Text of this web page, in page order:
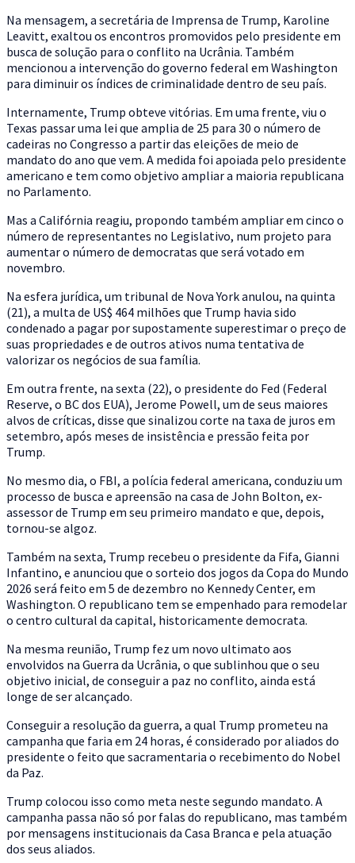
Na mensagem, a secretária de Imprensa de Trump, Karoline
Leavitt, exaltou os encontros promovidos pelo presidente em
busca de solução para o conflito na Ucrânia. Também
mencionou a intervenção do governo federal em Washington
para diminuir os índices de criminalidade dentro de seu país.
Internamente, Trump obteve vitórias. Em uma frente, viu o
Texas passar uma lei que amplia de 25 para 30 o número de
cadeiras no Congresso a partir das eleições de meio de
mandato do ano que vem. A medida foi apoiada pelo presidente
americano e tem como objetivo ampliar a maioria republicana
no Parlamento.
Mas a Califórnia reagiu, propondo também ampliar em cinco o
número de representantes no Legislativo, num projeto para
aumentar o número de democratas que será votado em
novembro.
Na esfera jurídica, um tribunal de Nova York anulou, na quinta
(21), a multa de US$ 464 milhões que Trump havia sido
condenado a pagar por supostamente superestimar o preço de
suas propriedades e de outros ativos numa tentativa de
valorizar os negócios de sua família.
Em outra frente, na sexta (22), o presidente do Fed (Federal
Reserve, o BC dos EUA), Jerome Powell, um de seus maiores
alvos de críticas, disse que sinalizou corte na taxa de juros em
setembro, após meses de insistência e pressão feita por
Trump.
No mesmo dia, o FBI, a polícia federal americana, conduziu um
processo de busca e apreensão na casa de John Bolton, ex-
assessor de Trump em seu primeiro mandato e que, depois,
tornou-se algoz.
Também na sexta, Trump recebeu o presidente da Fifa, Gianni
Infantino, e anunciou que o sorteio dos jogos da Copa do Mundo
2026 será feito em 5 de dezembro no Kennedy Center, em
Washington. O republicano tem se empenhado para remodelar
o centro cultural da capital, historicamente democrata.
Na mesma reunião, Trump fez um novo ultimato aos
envolvidos na Guerra da Ucrânia, o que sublinhou que o seu
objetivo inicial, de conseguir a paz no conflito, ainda está
longe de ser alcançado.
Conseguir a resolução da guerra, a qual Trump prometeu na
campanha que faria em 24 horas, é considerado por aliados do
presidente o feito que sacramentaria o recebimento do Nobel
da Paz.
Trump colocou isso como meta neste segundo mandato. A
campanha passa não só por falas do republicano, mas também
por mensagens institucionais da Casa Branca e pela atuação
dos seus aliados.